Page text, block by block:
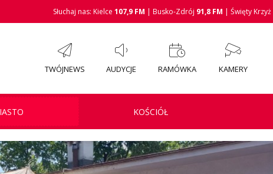
Słuchaj nas: Kielce 107,9 FM | Busko-Zdrój 91,8 FM | Święty Krzyż
TWÓJNEWS AUDYCJE RAMÓWKA KAMERY
KOŚCIÓŁ